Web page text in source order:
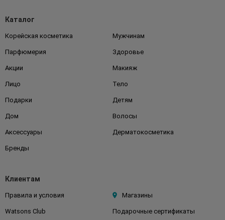
Каталог
Корейская косметика Мужчинам
Парфюмерия Здоровье
Акции Макияж
Лицо Тело
Подарки Детям
Дом Волосы
Аксессуары Дерматокосметика
Бренды
Клиентам
Правила и условия Магазины
Watsons Club Подарочные сертификаты